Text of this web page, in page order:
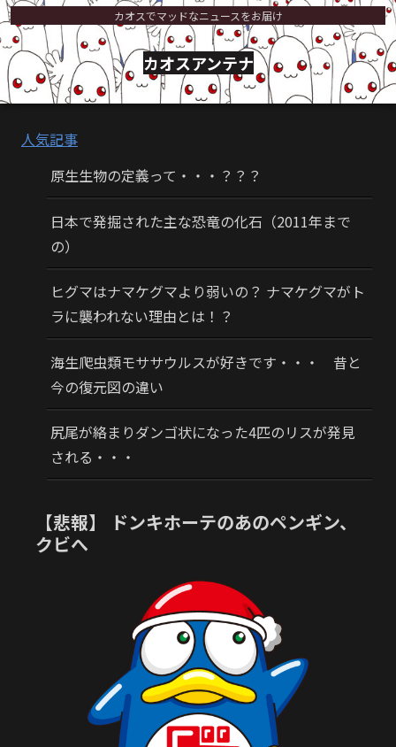
カオスでマッドなニュースをお届け
カオスアンテナ
人気記事
原生生物の定義って・・・？？？
日本で発掘された主な恐竜の化石（2011年まで
の）
ヒグマはナマケグマより弱いの？ ナマケグマがト
ラに襲われない理由とは！？
海生爬虫類モササウルスが好きです・・・ 昔と
今の復元図の違い
尻尾が絡まりダンゴ状になった4匹のリスが発見
される・・・
【悲報】 ドンキホーテのあのペンギン、
クビへ